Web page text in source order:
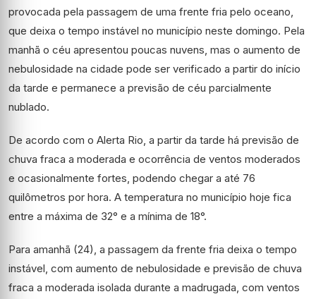
provocada pela passagem de uma frente fria pelo oceano,
que deixa o tempo instável no município neste domingo. Pela
manhã o céu apresentou poucas nuvens, mas o aumento de
nebulosidade na cidade pode ser verificado a partir do início
da tarde e permanece a previsão de céu parcialmente
nublado.
De acordo com o Alerta Rio, a partir da tarde há previsão de
chuva fraca a moderada e ocorrência de ventos moderados
e ocasionalmente fortes, podendo chegar a até 76
quilômetros por hora. A temperatura no município hoje fica
entre a máxima de 32° e a mínima de 18°.
Para amanhã (24), a passagem da frente fria deixa o tempo
instável, com aumento de nebulosidade e previsão de chuva
fraca a moderada isolada durante a madrugada, com ventos